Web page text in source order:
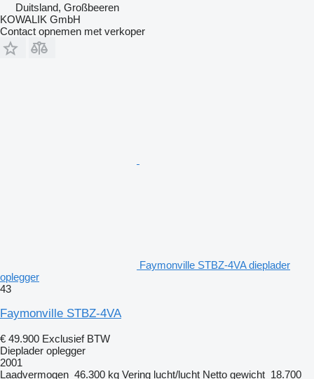
Duitsland, Großbeeren
KOWALIK GmbH
Contact opnemen met verkoper
Faymonville STBZ-4VA dieplader
oplegger
43
Faymonville STBZ-4VA
€ 49.900 Exclusief BTW
Dieplader oplegger
2001
Laadvermogen 46.300 kg Vering lucht/lucht Netto gewicht 18.700